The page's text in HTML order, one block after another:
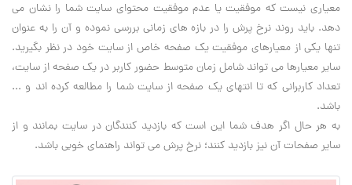
معیاری نیست که موفقیت یا عدم موفقیت محتوای سایت شما را نشان می
دهد. باید روند نرخ پرش را در بازه های زمانی بررسی نموده و آن را به عنوان
تنها یکی از معیارهای موفقیت یک صفحه خاص از سایت خود در نظر بگیرید.
سایر معیارها می تواند شامل زمان متوسط حضور کاربر در یک صفحه از سایت،
تعداد کاربرانی که تا انتهای یک صفحه از سایت شما را مطالعه کرده اند و ...
باشد.
به هر حال اگر هدف شما این است که بازدید کنندگان در سایت بمانند و از
سایر صفحات آن نیز بازدید کنند؛ نرخ پرش می تواند راهنمای خوبی باشد.